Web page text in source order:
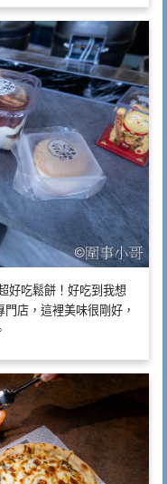
好吃鬆餅！好吃到我想
店，這裡美味很剛好，